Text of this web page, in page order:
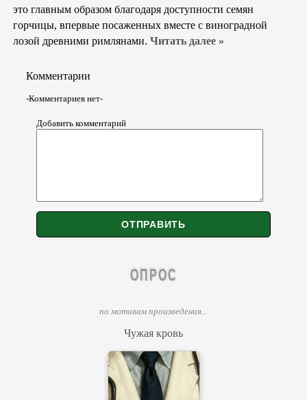
это главным образом благодаря доступности семян
горчицы, впервые посаженных вместе с виноградной
лозой древними римлянами. Читать далее »
Комментарии
-Комментариев нет-
Добавить комментарий
ОПРОС
по мотивам произведения...
Чужая кровь